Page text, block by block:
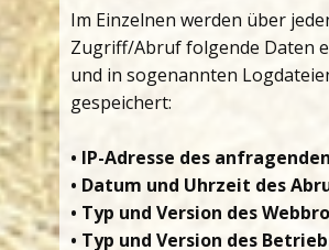
Im Einzelnen werden über
Zugriff/Abruf folgende Daten
und in sogenannten
gespeichert:
• IP-Adresse des
• Datum und Uhrzeit des
• Typ und Version des
• Typ und Version des